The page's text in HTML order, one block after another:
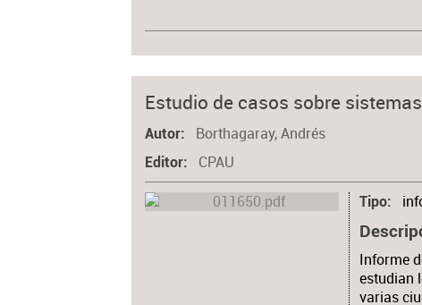
Estudio de casos sobre
Autor Borthagaray, Andrés
Editor CPAU
Tipo
Informe
estudian
varias